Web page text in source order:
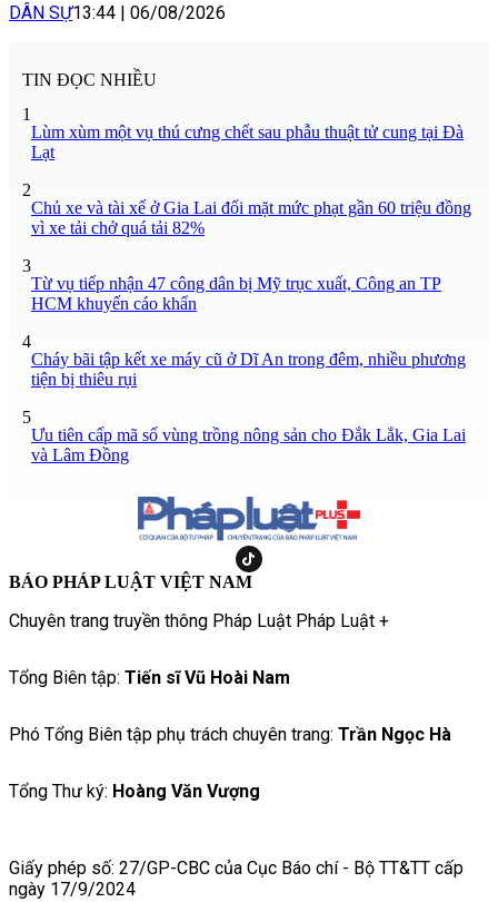
DÂN SỰ13:44 | 06/08/2026
TIN ĐỌC NHIỀU
1
Lùm xùm một vụ thú cưng chết sau phẫu thuật tử cung tại Đà
Lạt
2
Chủ xe và tài xế ở Gia Lai đối mặt mức phạt gần 60 triệu đồng
vì xe tải chở quá tải 82%
3
Từ vụ tiếp nhận 47 công dân bị Mỹ trục xuất, Công an TP
HCM khuyến cáo khẩn
4
Cháy bãi tập kết xe máy cũ ở Dĩ An trong đêm, nhiều phương
tiện bị thiêu rụi
5
Ưu tiên cấp mã số vùng trồng nông sản cho Đắk Lắk, Gia Lai
và Lâm Đồng
BÁO PHÁP LUẬT VIỆT NAM
Chuyên trang truyền thông Pháp Luật Pháp Luật +
Tổng Biên tập: Tiến sĩ Vũ Hoài Nam
Phó Tổng Biên tập phụ trách chuyên trang: Trần Ngọc Hà
Tổng Thư ký: Hoàng Văn Vượng
Giấy phép số: 27/GP-CBC của Cục Báo chí - Bộ TT&TT cấp
ngày 17/9/2024